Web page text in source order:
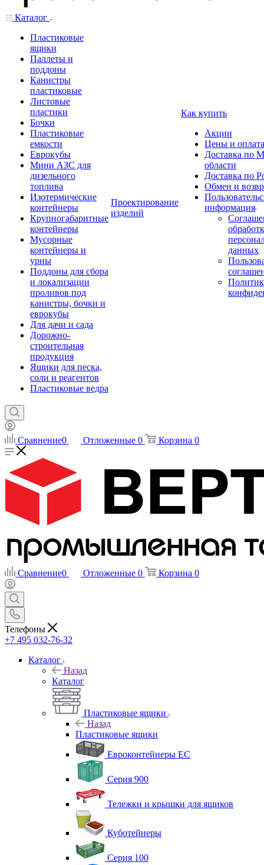
Каталог
Пластиковые
ящики
Паллеты и
поддоны
Канистры
пластиковые
Листовые
пластики
Бочки
Пластиковые
емкости
Еврокубы
Мини АЗС для
дизельного
топлива
Изотермические
контейнеры
Крупногабаритные
контейнеры
Мусорные
контейнеры и
урны
Поддоны для сбора
и локализации
проливов под
канистры, бочки и
еврокубы
Для дачи и сада
Дорожно-
строительная
продукция
Ящики для песка,
соли и реагентов
Пластиковые ведра
Проектирование
изделий
Как купить
Акции
Цены и оплата
Доставка по
области
Доставка по
Обмен и
информация
данных
Сравнение0 Отложенные 0 Корзина 0
Сравнение0 Отложенные 0 Корзина 0
Телефоны
+7 495 032-76-32
Каталог
Назад
Каталог
Пластиковые ящики
Назад
Пластиковые ящики
Евроконтейнеры ЕС
Серия 900
Тележки и крышки для ящиков
Куботейнеры
Серия 100